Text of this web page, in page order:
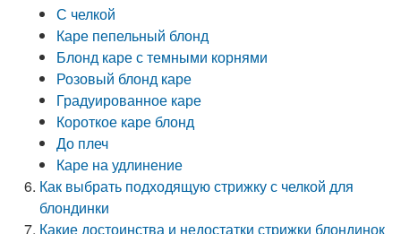
С челкой
Каре пепельный блонд
Блонд каре с темными корнями
Розовый блонд каре
Градуированное каре
Короткое каре блонд
До плеч
Каре на удлинение
Как выбрать подходящую стрижку с челкой для
блондинки
Какие достоинства и недостатки стрижки блондинок